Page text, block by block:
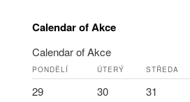
Calendar of Akce
Calendar of Akce
PONDĚLÍ ÚTERÝ STŘEDA
29 30 31